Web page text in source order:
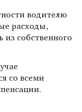
водителю
расходы,
из собственного
со всеми